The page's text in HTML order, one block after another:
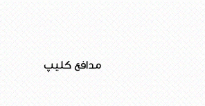
مدافع کلیپ